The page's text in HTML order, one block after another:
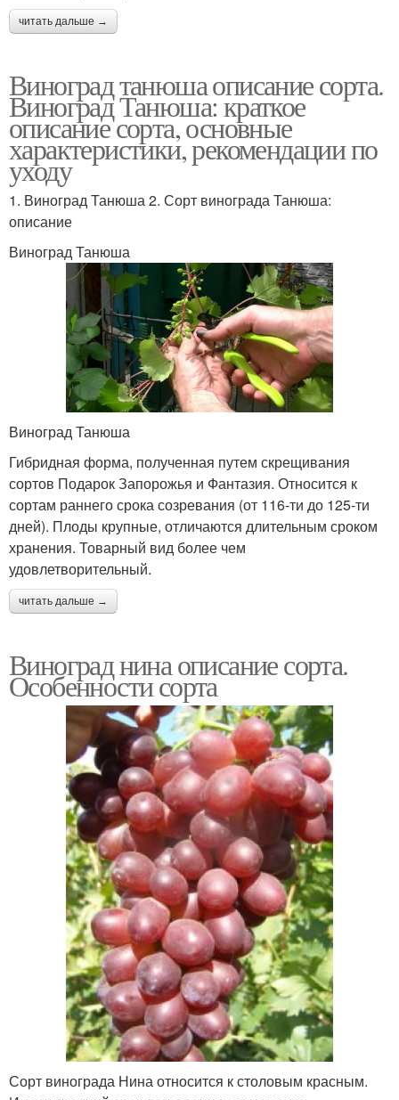
читать дальше →
Виноград танюша описание сорта.
Виноград Танюша: краткое
описание сорта, основные
характеристики, рекомендации по
уходу
1. Виноград Танюша 2. Сорт винограда Танюша:
описание
Виноград Танюша
Виноград Танюша
Гибридная форма, полученная путем скрещивания
сортов Подарок Запорожья и Фантазия. Относится к
сортам раннего срока созревания (от 116-ти до 125-ти
дней). Плоды крупные, отличаются длительным сроком
хранения. Товарный вид более чем
удовлетворительный.
читать дальше →
Виноград нина описание сорта.
Особенности сорта
Сорт винограда Нина относится к столовым красным.